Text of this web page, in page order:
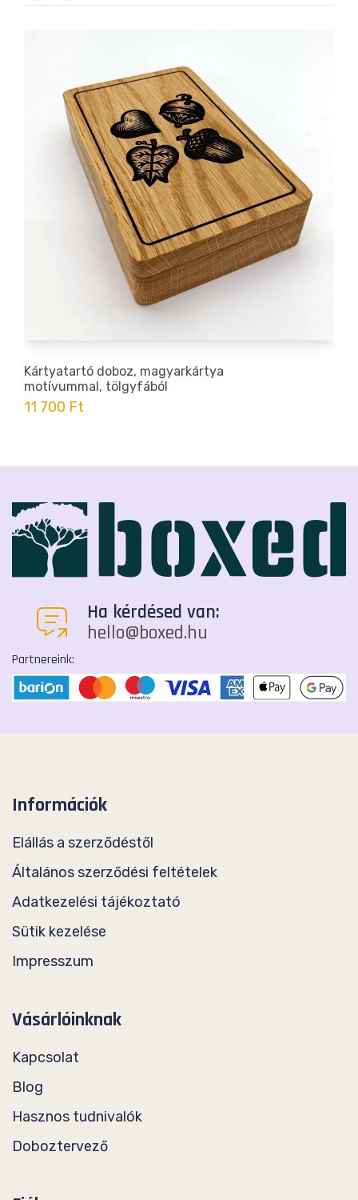
Kártyatartó doboz, magyarkártya
motívummal, tölgyfából
11 700 Ft
Ha kérdésed van:
hello@boxed.hu
Partnereink:
Információk
Elállás a szerződéstől
Általános szerződési feltételek
Adatkezelési tájékoztató
Sütik kezelése
Impresszum
Vásárlóinknak
Kapcsolat
Blog
Hasznos tudnivalók
Doboztervező